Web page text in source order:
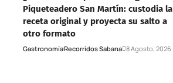
Piqueteadero San Martín: custodia la
receta original y proyecta su salto a
otro formato
GastronomíaRecorridos Sabana 8 Agosto, 2026